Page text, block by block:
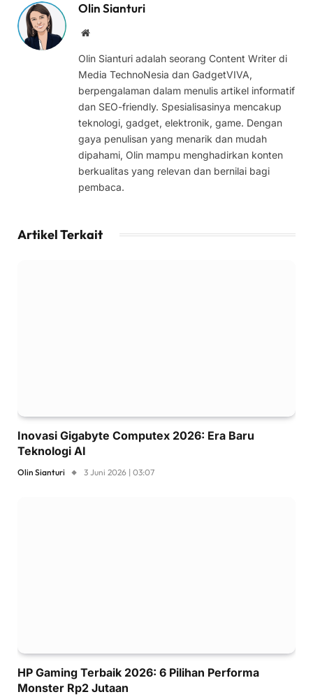
Olin Sianturi
Website
Olin Sianturi adalah seorang Content Writer di
Media TechnoNesia dan GadgetVIVA,
berpengalaman dalam menulis artikel informatif
dan SEO-friendly. Spesialisasinya mencakup
teknologi, gadget, elektronik, game. Dengan
gaya penulisan yang menarik dan mudah
dipahami, Olin mampu menghadirkan konten
berkualitas yang relevan dan bernilai bagi
pembaca.
Artikel Terkait
Inovasi Gigabyte Computex 2026: Era Baru
Teknologi AI
Olin Sianturi 3 Juni 2026 | 03:07
HP Gaming Terbaik 2026: 6 Pilihan Performa
Monster Rp2 Jutaan